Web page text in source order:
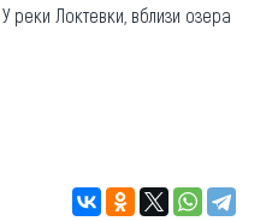
реки Локтевки, вблизи озера